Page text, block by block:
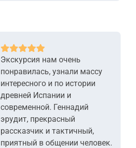
Экскурсия нам очень
понравилась, узнали массу
интересного и по истории
древней Испании и
современной. Геннадий
эрудит, прекрасный
рассказчик и тактичный,
приятный в общении человек.